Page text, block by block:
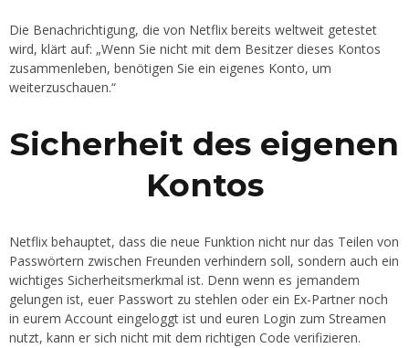
Die Benachrichtigung, die von Netflix bereits weltweit getestet
wird, klärt auf: „Wenn Sie nicht mit dem Besitzer dieses Kontos
zusammenleben, benötigen Sie ein eigenes Konto, um
weiterzuschauen.“
Sicherheit des eigenen
Kontos
Netflix behauptet, dass die neue Funktion nicht nur das Teilen von
Passwörtern zwischen Freunden verhindern soll, sondern auch ein
wichtiges Sicherheitsmerkmal ist. Denn wenn es jemandem
gelungen ist, euer Passwort zu stehlen oder ein Ex-Partner noch
in eurem Account eingeloggt ist und euren Login zum Streamen
nutzt, kann er sich nicht mit dem richtigen Code verifizieren.